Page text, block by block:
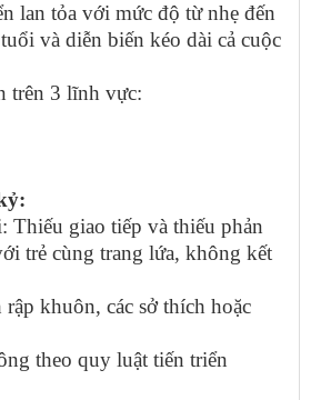
lan tỏa với mức độ từ nhẹ đến
và diễn biến kéo dài cả cuộc
trên 3 lĩnh vực:
Thiếu giao tiếp và thiếu phản
trẻ cùng trang lứa, không kết
khuôn, các sở thích hoặc
theo quy luật tiến triển